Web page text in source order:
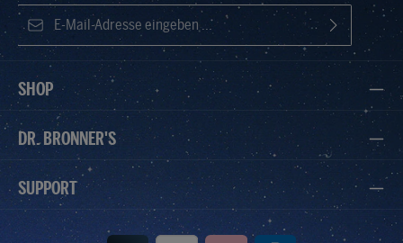
E-Mail-Adresse*
Ich habe die Datenschutzbestimmungen zur Kenntnis
genommen und die
gelesen und bin mit ihnen
einverstanden.
Die mit einem Stern (*) markierten Felder sind Pflichtfelder.
SHOP
DR. BRONNER'S
SUPPORT